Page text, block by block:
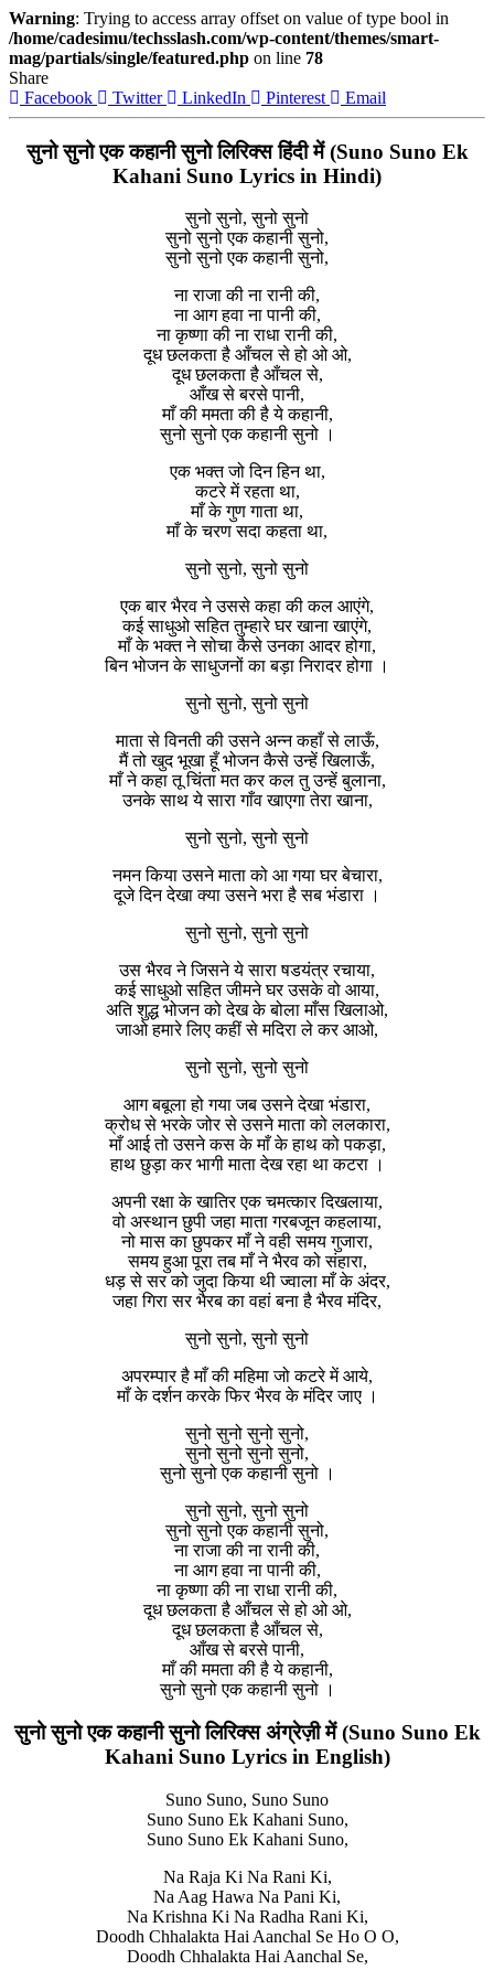
Warning: Trying to access array offset on value of type bool in
/home/cadesimu/techsslash.com/wp-content/themes/smart-
mag/partials/single/featured.php on line 78
Share
Facebook
Twitter LinkedIn Pinterest Email
सुनो सुनो एक कहानी सुनो लिरिक्स हिंदी में (Suno Suno Ek
Kahani Suno Lyrics in Hindi)
सुनो सुनो, सुनो सुनो
सुनो सुनो एक कहानी सुनो,
सुनो सुनो एक कहानी सुनो,
ना राजा की ना रानी की,
ना आग हवा ना पानी की,
ना कृष्णा की ना राधा रानी की,
दूध छलकता है आँचल से हो ओ ओ,
दूध छलकता है आँचल से,
आँख से बरसे पानी,
माँ की ममता की है ये कहानी,
सुनो सुनो एक कहानी सुनो ।
एक भक्त जो दिन हिन था,
कटरे में रहता था,
माँ के गुण गाता था,
माँ के चरण सदा कहता था,
सुनो सुनो, सुनो सुनो
एक बार भैरव ने उससे कहा की कल आएंगे,
कई साधुओ सहित तुम्हारे घर खाना खाएंगे,
माँ के भक्त ने सोचा कैसे उनका आदर होगा,
बिन भोजन के साधुजनों का बड़ा निरादर होगा ।
सुनो सुनो, सुनो सुनो
माता से विनती की उसने अन्न कहाँ से लाऊँ,
मैं तो खुद भूखा हूँ भोजन कैसे उन्हें खिलाऊँ,
माँ ने कहा तू चिंता मत कर कल तु उन्हें बुलाना,
उनके साथ ये सारा गाँव खाएगा तेरा खाना,
सुनो सुनो, सुनो सुनो
नमन किया उसने माता को आ गया घर बेचारा,
दूजे दिन देखा क्या उसने भरा है सब भंडारा ।
सुनो सुनो, सुनो सुनो
उस भैरव ने जिसने ये सारा षडयंत्र रचाया,
कई साधुओ सहित जीमने घर उसके वो आया,
अति शुद्ध भोजन को देख के बोला माँस खिलाओ,
जाओ हमारे लिए कहीं से मदिरा ले कर आओ,
सुनो सुनो, सुनो सुनो
आग बबूला हो गया जब उसने देखा भंडारा,
क्रोध से भरके जोर से उसने माता को ललकारा,
माँ आई तो उसने कस के माँ के हाथ को पकड़ा,
हाथ छुड़ा कर भागी माता देख रहा था कटरा ।
अपनी रक्षा के खातिर एक चमत्कार दिखलाया,
वो अस्थान छुपी जहा माता गरबजून कहलाया,
नो मास का छुपकर माँ ने वही समय गुजारा,
समय हुआ पूरा तब माँ ने भैरव को संहारा,
धड़ से सर को जुदा किया थी ज्वाला माँ के अंदर,
जहा गिरा सर भैरब का वहां बना है भैरव मंदिर,
सुनो सुनो, सुनो सुनो
अपरम्पार है माँ की महिमा जो कटरे में आये,
माँ के दर्शन करके फिर भैरव के मंदिर जाए ।
सुनो सुनो सुनो सुनो,
सुनो सुनो सुनो सुनो,
सुनो सुनो एक कहानी सुनो ।
सुनो सुनो, सुनो सुनो
सुनो सुनो एक कहानी सुनो,
ना राजा की ना रानी की,
ना आग हवा ना पानी की,
ना कृष्णा की ना राधा रानी की,
दूध छलकता है आँचल से हो ओ ओ,
दूध छलकता है आँचल से,
आँख से बरसे पानी,
माँ की ममता की है ये कहानी,
सुनो सुनो एक कहानी सुनो ।
सुनो सुनो एक कहानी सुनो लिरिक्स अंग्रेज़ी में (Suno Suno Ek
Kahani Suno Lyrics in English)
Suno Suno, Suno Suno
Suno Suno Ek Kahani Suno,
Suno Suno Ek Kahani Suno,
Na Raja Ki Na Rani Ki,
Na Aag Hawa Na Pani Ki,
Na Krishna Ki Na Radha Rani Ki,
Doodh Chhalakta Hai Aanchal Se Ho O O,
Doodh Chhalakta Hai Aanchal Se,